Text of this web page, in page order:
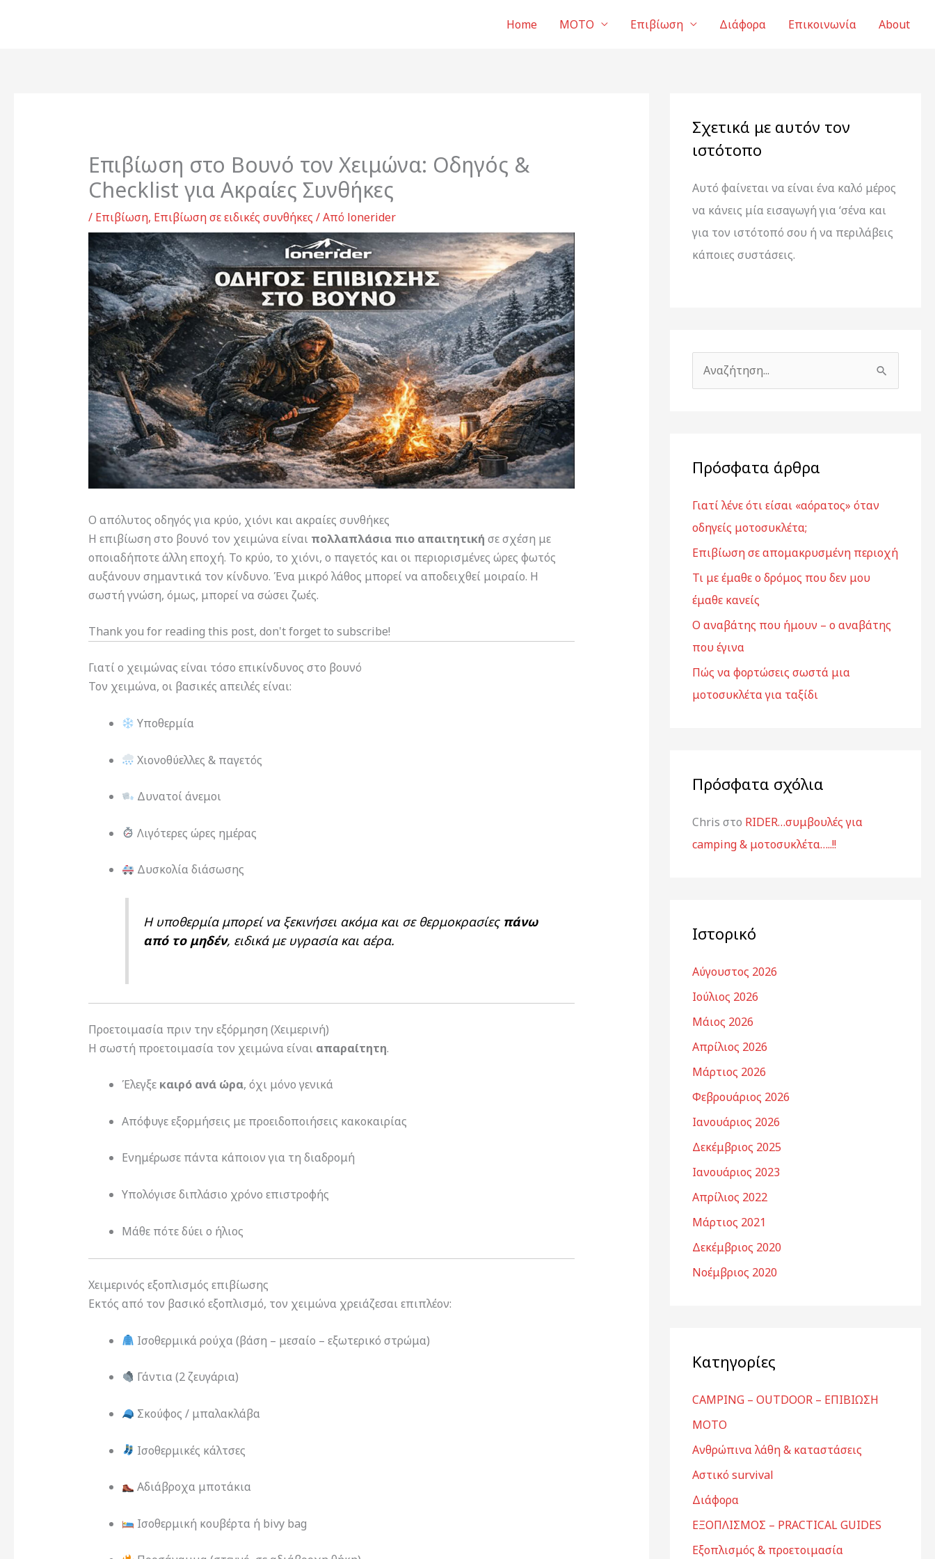
Home ΜΟΤΟ Επιβίωση Διάφορα Επικοινωνία About
Επιβίωση στο Βουνό τον Χειμώνα: Οδηγός &
Checklist για Ακραίες Συνθήκες
/ Επιβίωση, Επιβίωση σε ειδικές συνθήκες / Από lonerider
Ο απόλυτος οδηγός για κρύο, χιόνι και ακραίες συνθήκες
Η επιβίωση στο βουνό τον χειμώνα είναι πολλαπλάσια πιο απαιτητική σε σχέση με
οποιαδήποτε άλλη εποχή. Το κρύο, το χιόνι, ο παγετός και οι περιορισμένες ώρες φωτός
αυξάνουν σημαντικά τον κίνδυνο. Ένα μικρό λάθος μπορεί να αποδειχθεί μοιραίο. Η
σωστή γνώση, όμως, μπορεί να σώσει ζωές.
Thank you for reading this post, don't forget to subscribe!
Γιατί ο χειμώνας είναι τόσο επικίνδυνος στο βουνό
Τον χειμώνα, οι βασικές απειλές είναι:
Υποθερμία
Χιονοθύελλες & παγετός
Δυνατοί άνεμοι
Λιγότερες ώρες ημέρας
Δυσκολία διάσωσης
Η υποθερμία μπορεί να ξεκινήσει ακόμα και σε θερμοκρασίες πάνω
από το μηδέν, ειδικά με υγρασία και αέρα.
Προετοιμασία πριν την εξόρμηση (Χειμερινή)
Η σωστή προετοιμασία τον χειμώνα είναι απαραίτητη.
Έλεγξε καιρό ανά ώρα, όχι μόνο γενικά
Απόφυγε εξορμήσεις με προειδοποιήσεις κακοκαιρίας
Ενημέρωσε πάντα κάποιον για τη διαδρομή
Υπολόγισε διπλάσιο χρόνο επιστροφής
Μάθε πότε δύει ο ήλιος
Χειμερινός εξοπλισμός επιβίωσης
Εκτός από τον βασικό εξοπλισμό, τον χειμώνα χρειάζεσαι επιπλέον:
Ισοθερμικά ρούχα (βάση – μεσαίο – εξωτερικό στρώμα)
Γάντια (2 ζευγάρια)
Σκούφος / μπαλακλάβα
Ισοθερμικές κάλτσες
Αδιάβροχα μποτάκια
Ισοθερμική κουβέρτα ή bivy bag
Σχετικά με αυτόν τον
ιστότοπο
Αυτό φαίνεται να είναι ένα καλό μέρος
να κάνεις μία εισαγωγή για ‘σένα και
για τον ιστότοπό σου ή να περιλάβεις
κάποιες συστάσεις.
ή
η
σ
η
γ
ι
α
Πρόσφατα άρθρα
Γιατί λένε ότι είσαι «αόρατος» όταν
οδηγείς μοτοσυκλέτα;
Επιβίωση σε απομακρυσμένη περιοχή
Τι με έμαθε ο δρόμος που δεν μου
έμαθε κανείς
Ο αναβάτης που ήμουν – ο αναβάτης
που έγινα
Πώς να φορτώσεις σωστά μια
μοτοσυκλέτα για ταξίδι
Πρόσφατα σχόλια
Chris στο RIDER…συμβουλές για
camping & μοτοσυκλέτα…..!!
Ιστορικό
Αύγουστος 2026
Ιούλιος 2026
Μάιος 2026
Απρίλιος 2026
Μάρτιος 2026
Φεβρουάριος 2026
Ιανουάριος 2026
Δεκέμβριος 2025
Ιανουάριος 2023
Απρίλιος 2022
Μάρτιος 2021
Δεκέμβριος 2020
Νοέμβριος 2020
Kατηγορίες
CAMPING – OUTDOOR – ΕΠΙΒΙΩΣΗ
MOTO
Ανθρώπινα λάθη & καταστάσεις
Αστικό survival
Διάφορα
ΕΞΟΠΛΙΣΜΟΣ – PRACTICAL GUIDES
Εξοπλισμός & προετοιμασία